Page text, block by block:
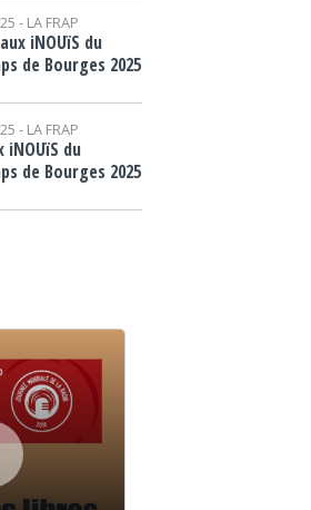
- LA FRAP
iNOUïS du
de Bourges 2025
- LA FRAP
iNOUïS du
de Bourges 2025